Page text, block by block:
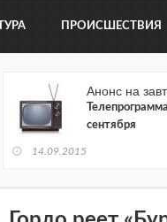
ПРОИСШЕСТВИЯ
Анонс на
сентября
14.09.2015